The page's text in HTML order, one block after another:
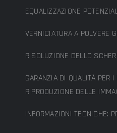
EQUALIZZAZIONE
VERNICIATURA A POLVERE
RISOLUZIONE DELLO
GARANZIA DI QUALITÀ PER
RIPRODUZIONE DELLE
INFORMAZIONI TECNICHE: